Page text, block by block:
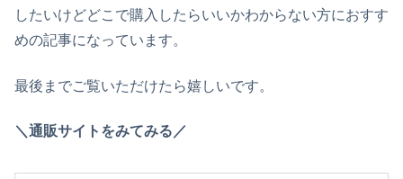
したいけどどこで購入したらいいかわからない方におすす
めの記事になっています。
最後までご覧いただけたら嬉しいです。
＼通販サイトをみてみる／